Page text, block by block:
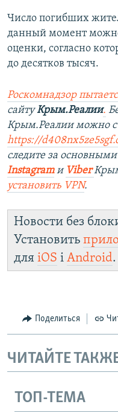
Число погибших
данный момент
оценки, согласно
до десятков тысяч.
Роскомнадзор
сайту Крым.Реалии.
Крым.Реалии можно
https://
следите за
Instagram и Viber
установить VPN.
Новости без
Установить
для iOS і Android.
Поделиться
ЧИТАЙТЕ
ТОП-ТЕМА